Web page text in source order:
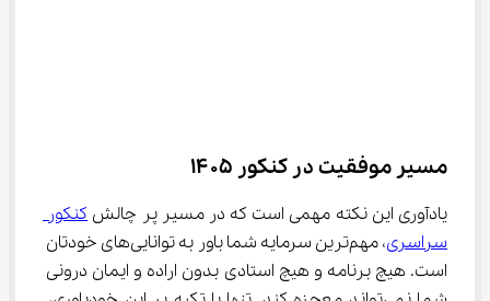
مسیر موفقیت در کنکور ۱۴۰۵
یادآوری این نکته مهمی است که در مسیر پر چالش کنکور
سراسری
، مهم‌ترین سرمایه شما باور به توانایی‌های خودتان
است. هیچ برنامه و هیچ استادی بدون اراده و ایمان درونی